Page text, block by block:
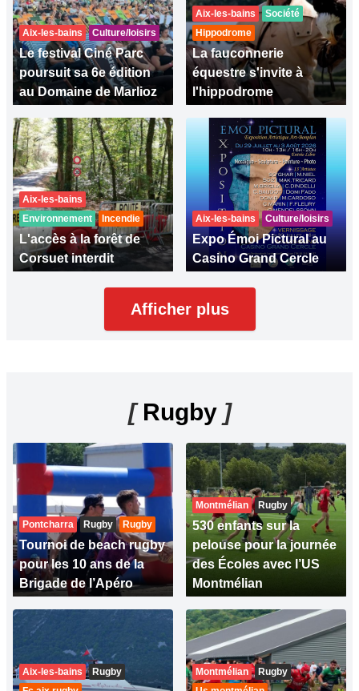
Aix-les-bains Culture/loisirs
Le festival Ciné Parc
poursuit sa 6e édition
au Domaine de Marlioz
Aix-les-bains
Société
Hippodrome
La fauconnerie
équestre s'invite à
l'hippodrome
Aix-les-bains
Environnement
Incendie
L'accès à la forêt de
Corsuet interdit
Aix-les-bains Culture/loisirs
Expo Émoi Pictural au
Casino Grand Cercle
Afficher plus
[Rugby ]
Pontcharra Rugby Rugby
Tournoi de beach rugby
pour les 10 ans de la
Brigade de l’Apéro
Montmélian Rugby
530 enfants sur la
pelouse pour la journée
des Écoles avec l’US
Montmélian
Aix-les-bains
Rugby
Montmélian
Rugby